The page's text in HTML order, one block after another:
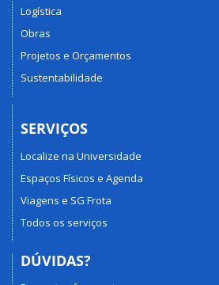
Logística
Obras
Projetos e Orçamentos
Sustentabilidade
SERVIÇOS
Localize na Universidade
Espaços Físicos e Agenda
Viagens e SG Frota
Todos os serviços
DÚVIDAS?